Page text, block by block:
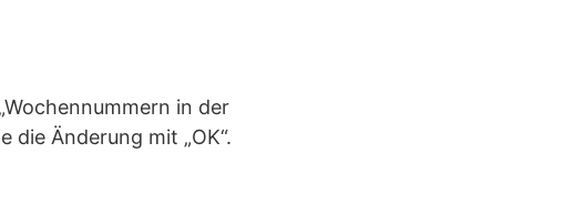
in der
die Änderung mit „OK“.